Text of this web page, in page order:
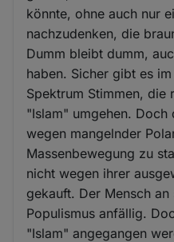
könnte, ohne auch nur
nachzudenken, die
Dumm bleibt dumm,
haben. Sicher gibt es
Spektrum Stimmen, die
"Islam" umgehen. Doch
wegen mangelnder
Massenbewegung zu
nicht wegen ihrer
gekauft. Der Mensch
Populismus anfällig.
"Islam" angegangen